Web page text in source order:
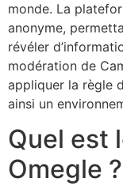
monde. La
anonyme,
révéler
modération de
appliquer la règle
ainsi un
Quel est
Omegle ?